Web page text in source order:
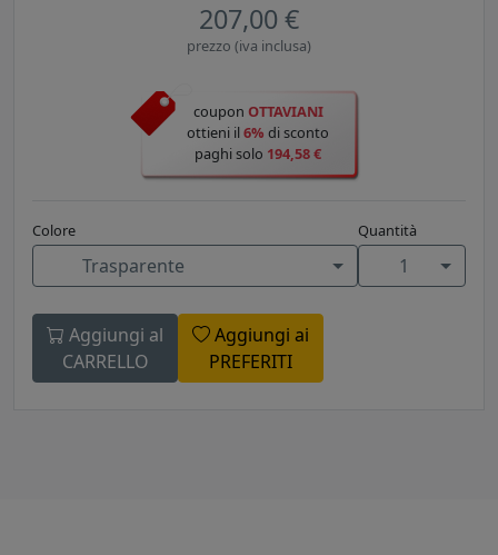
207,00 €
prezzo (iva inclusa)
coupon OTTAVIANI
ottieni il6% di sconto
paghi solo 194,58 €
Colore
Trasparente
Quantità
1
Aggiungi al
CARRELLO
Aggiungi ai
PREFERITI